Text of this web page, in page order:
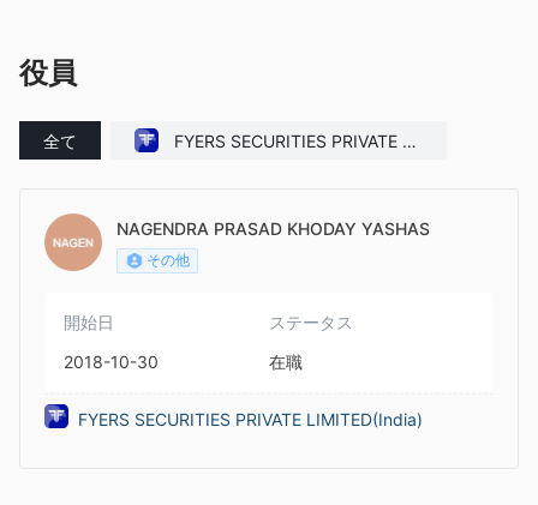
役員
全て
FYERS SECURITIES PRIVATE LI
NAGENDRA PRASAD KHODAY YASHAS
その他
開始日
2018-10-30
ステータス
在職
FYERS SECURITIES PRIVATE LIMITED(India)